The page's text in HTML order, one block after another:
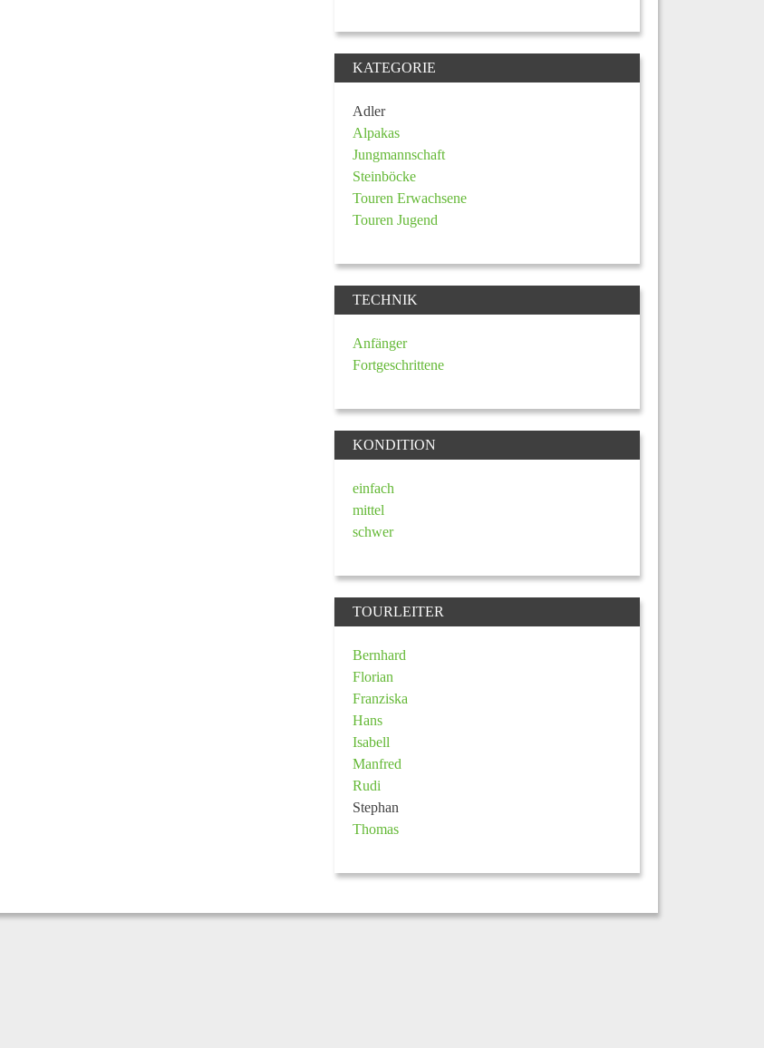
KATEGORIE
Adler
Alpakas
Jungmannschaft
Steinböcke
Touren Erwachsene
Touren Jugend
TECHNIK
Anfänger
Fortgeschrittene
KONDITION
einfach
mittel
schwer
TOURLEITER
Bernhard
Florian
Franziska
Hans
Isabell
Manfred
Rudi
Stephan
Thomas